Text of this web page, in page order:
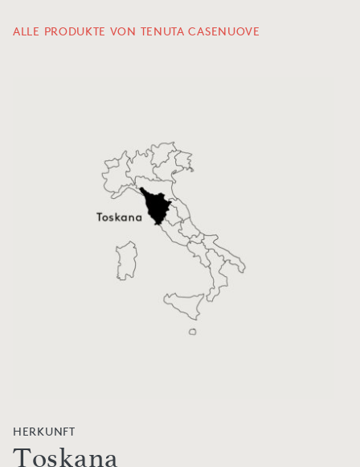
ALLE PRODUKTE VON TENUTA CASENUOVE
HERKUNFT
Toskana